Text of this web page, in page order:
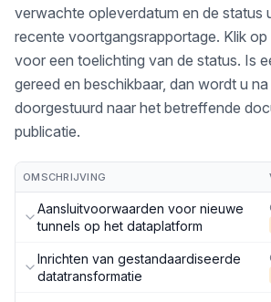
verwachte opleverdatum en de status
recente voortgangsrapportage. Klik op
voor een toelichting van de status. Is
gereed en beschikbaar, dan wordt u
doorgestuurd naar het betreffende
publicatie.
OMSCHRIJVING
Aansluitvoorwaarden voor nieuwe
tunnels op het dataplatform
Inrichten van gestandaardiseerde
datatransformatie